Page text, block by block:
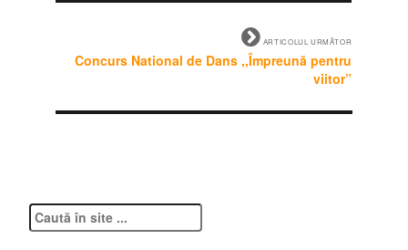
ARTICOLUL URMĂTOR
Concurs National de Dans ,,Împreună pentru
viitor”